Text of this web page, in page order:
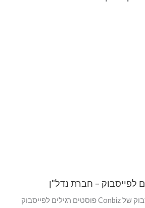
לפייסבוק – חברת נדל"ן
פוסט פרימיום לפייסבוק של Conbiz פוסטים רגילים לפייסבוק